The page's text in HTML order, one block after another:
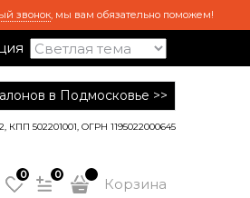
звонок, мы вам обязательно поможем!
в Подмосковье >>
502201001, ОГРН 1195022000645
0 0
Корзина